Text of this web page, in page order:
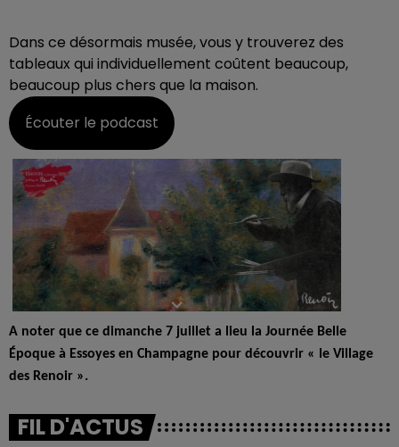
Dans ce désormais musée, vous y trouverez des
tableaux qui individuellement coûtent beaucoup,
beaucoup plus chers que la maison.
Écouter le podcast
A noter que ce dimanche 7 juillet a lieu la Journée Belle
Époque à Essoyes en Champagne pour découvrir « le Village
des Renoir ».
FIL D'ACTUS